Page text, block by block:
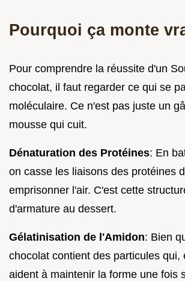
Pourquoi ça monte
Pour comprendre la réussite d'un
chocolat, il faut regarder ce qui se
moléculaire. Ce n'est pas juste un
mousse qui cuit.
Dénaturation des Protéines: En
on casse les liaisons des protéines
emprisonner l'air. C'est cette
d'armature au dessert.
Gélatinisation de l'Amidon: Bien
chocolat contient des particules qui,
aident à maintenir la forme une fois